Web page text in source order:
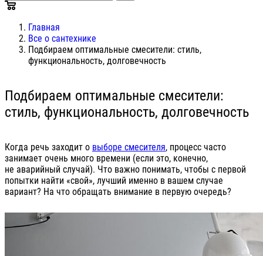
Главная
Все о сантехнике
Подбираем оптимальные смесители: стиль,
функциональность, долговечность
Подбираем оптимальные смесители:
стиль, функциональность, долговечность
Когда речь заходит о выборе смесителя, процесс часто
занимает очень много времени (если это, конечно,
не аварийный случай). Что важно понимать, чтобы с первой
попытки найти «свой», лучший именно в вашем случае
вариант? На что обращать внимание в первую очередь?